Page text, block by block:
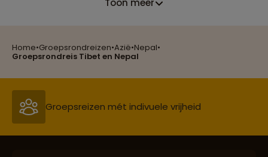
Home•Groepsrondreizen•Azië•Nepal•
Groepsrondreis Tibet en Nepal
Toon meer
Reizen met oog voor mens, cultuur en milieu
Groepsreizen mét indivuele vrijheid